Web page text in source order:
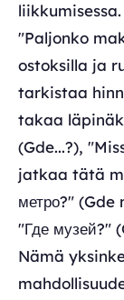
liikkumisessa.
"Paljonko
ostoksilla ja
tarkistaa
takaa
(Gde...?),
jatkaa tätä
метро?"
"Где музей?"
Nämä